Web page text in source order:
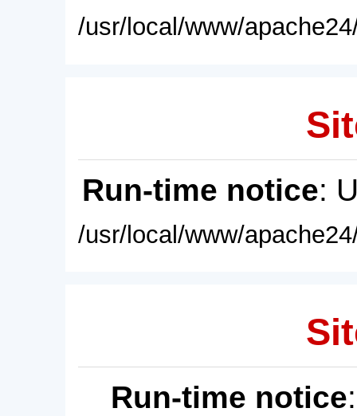
/usr/local/www/
Run-time notice:
/usr/local/www/
Run-time notice